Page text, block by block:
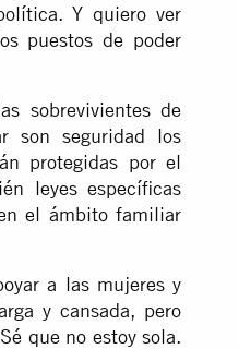
Y quiero ver
puestos de poder
sobrevivientes de
son seguridad los
protegidas por el
leyes específicas
el ámbito familiar
a las mujeres y
y cansada, pero
que no estoy sola.